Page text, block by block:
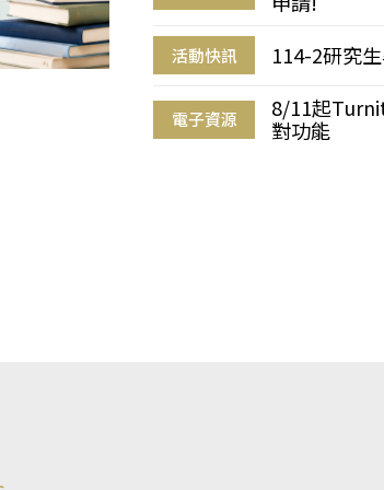
活動快訊 114-2研究
電子資源
8/11起
對功能